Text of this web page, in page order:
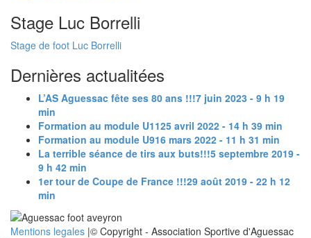
Stage Luc Borrelli
Stage de foot Luc Borrelli
Dernières actualitées
L’AS Aguessac fête ses 80 ans !!!7 juin 2023 - 9 h 19
min
Formation au module U1125 avril 2022 - 14 h 39 min
Formation au module U916 mars 2022 - 11 h 31 min
La terrible séance de tirs aux buts!!!5 septembre 2019 -
9 h 42 min
1er tour de Coupe de France !!!29 août 2019 - 22 h 12
min
Mentions legales |© Copyright - Association Sportive d'Aguessac